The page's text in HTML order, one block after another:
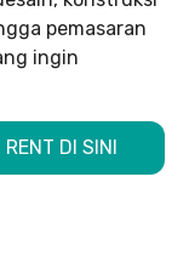
pemasaran
ingin
DI SINI